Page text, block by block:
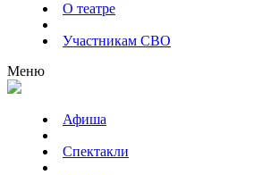
О театре
Участникам СВО
Меню
Афиша
Спектакли